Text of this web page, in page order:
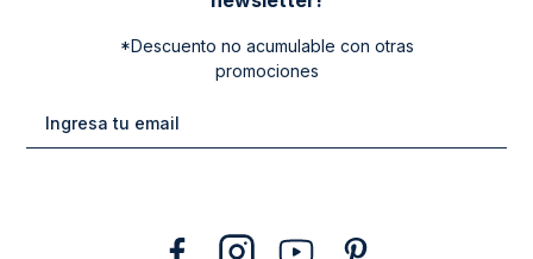
Sweater Berkeley F Business Dk Oyster
40 %
Devoluciones gratuitas